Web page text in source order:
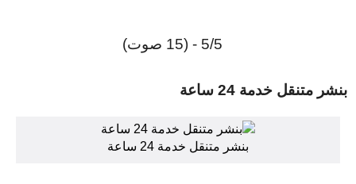
5/5 - (15 صوت)
بنشر متنقل خدمة 24 ساعة
بنشر متنقل خدمة 24 ساعة